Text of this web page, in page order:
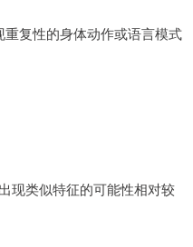
复性的身体动作或语言模式
现类似特征的可能性相对较